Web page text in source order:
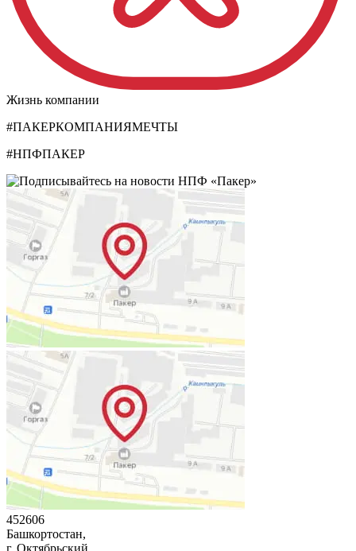
Жизнь компании
#ПАКЕРКОМПАНИЯМЕЧТЫ
#НПФПАКЕР
452606
Башкортостан,